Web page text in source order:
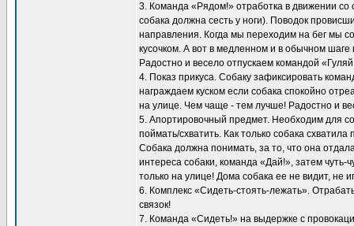
3. Команда «Рядом!» отработка в движении
собака должна сесть у ноги). Поводок
направления. Когда мы переходим на бег мы
кусочком. А вот в медленном и в обычном
Радостно и весело отпускаем командой
4. Показ прикуса. Собаку зафиксировать
награждаем куском если собака спокойно
на улице. Чем чаще - тем лучше! Радостно и
5. Апортировочный предмет. Необходим для
поймать/схватить. Как только собака
Собака должна понимать, за то, что она
интереса собаки, команда «Дай!», затем
только на улице! Дома собака ее не видит, не
6. Комплекс «Сидеть-стоять-лежать».
связок!
7. Команда «Сидеть!» на выдержке с